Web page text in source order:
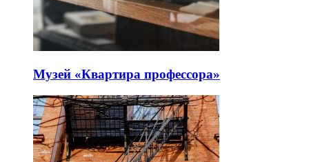
Музей «Квартира профессора»